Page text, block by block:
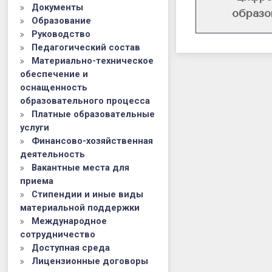
Документы
Образование
Руководство
Педагогический состав
Материально-техническое
обеспечение и
оснащенность
образовательного процесса
Платные образовательные
услуги
Финансово-хозяйственная
деятельность
Вакантные места для
приема
Стипендии и иные виды
материальной поддержки
Международное
сотрудничество
Доступная среда
Лицензионные договоры